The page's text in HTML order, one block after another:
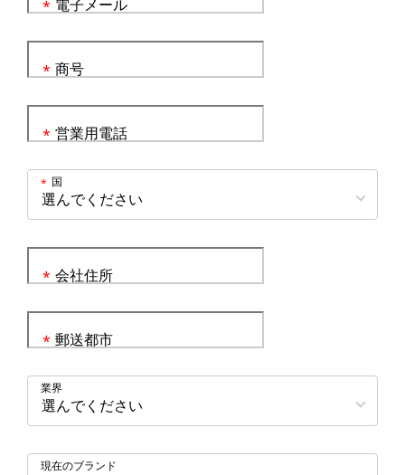
電子メール
*
商号
*
営業用電話
*
国
*
会社住所
*
郵送都市
*
業界
現在のブランド